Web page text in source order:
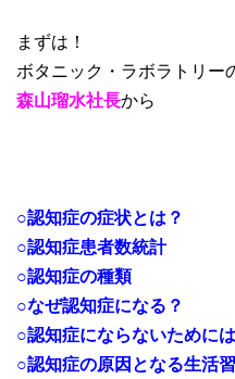
まずは！
ボタニック・ラボラトリー
森山瑠水社長から
○認知症の症状とは？
○認知症患者数統計
○認知症の種類
○なぜ認知症になる？
○認知症にならないために
○認知症の原因となる生活